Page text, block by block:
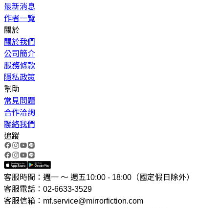
最新消息
作者一覽
關於
關於我們
公司簡介
服務條款
隱私政策
幫助
常見問題
合作洽詢
聯絡我們
追蹤
客服時間：週一 ～ 週五10:00 - 18:00（國定假日除外）
客服電話：02-6633-3529
客服信箱：mf.service@mirrorfiction.com